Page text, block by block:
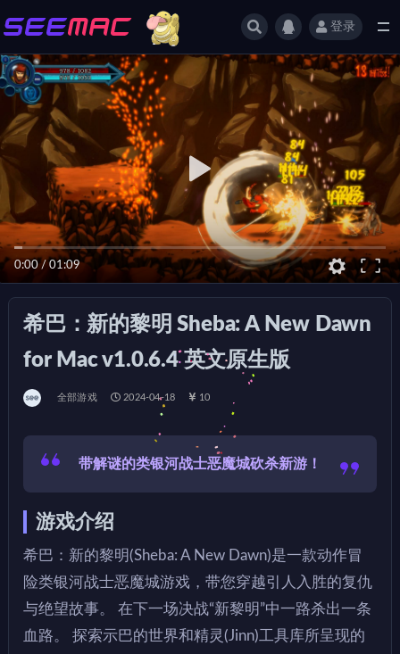
登录
0:00/ 01:09
希巴：新的黎明 Sheba: A New Dawn
for Mac v1.0.6.4 英文原生版
全部游戏 2024-04-18 10
带解谜的类银河战士恶魔城砍杀新游！
游戏介绍
希巴：新的黎明(Sheba: A New Dawn)是一款动作冒
险类银河战士恶魔城游戏，带您穿越引人入胜的复仇
与绝望故事。 在下一场决战“新黎明”中一路杀出一条
血路。 探索示巴的世界和精灵(Jinn)工具库所呈现的